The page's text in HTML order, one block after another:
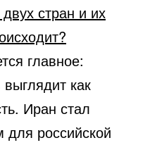
стран и их
главное:
как
Иран стал
российской